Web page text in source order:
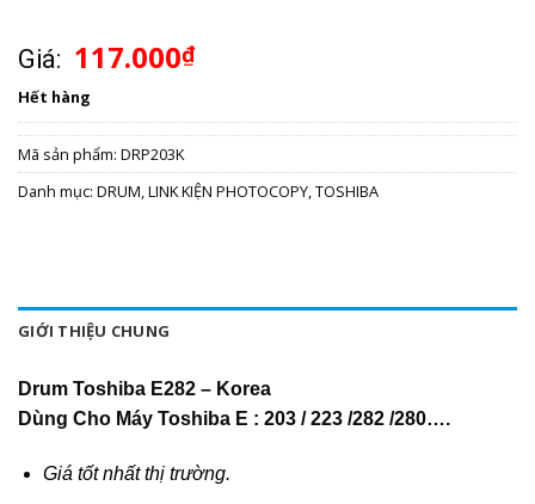
Giá: 117.000₫
Hết hàng
Mã sản phẩm: DRP203K
Danh mục: DRUM,LINK KIỆN PHOTOCOPY,TOSHIBA
GIỚI THIỆU CHUNG
Drum Toshiba E282 – Korea
Dùng Cho Máy Toshiba E : 203 / 223 /282 /280….
Giá tốt nhất thị trường.